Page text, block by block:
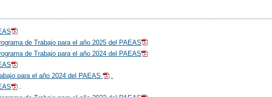
de Trabajo para el año 2025 del PAEAS
de Trabajo para el año 2024 del PAEAS
para el año 2024 del PAEAS
.
.